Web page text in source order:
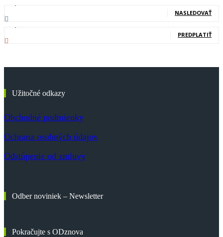
NASLEDOVAŤ
PREDPLATIŤ
Užitočné odkazy
Obchodné podmienky
Ochrana osobných údajov
Odstúpenie od zmluvy
Odber noviniek – Newsletter
Pokračujte s ODznova